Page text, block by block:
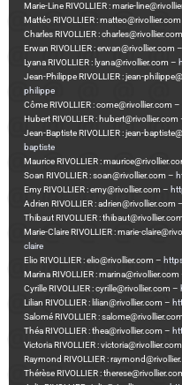
Marie-Line RIVOLLIER : marie-
Mattéo RIVOLLIER :
Charles RIVOLLIER :
Erwan RIVOLLIER : erwan@rivollier.com –
Lyana RIVOLLIER : lyana@rivollier.com –
Jean-Philippe RIVOLLIER : jean-
philippe
Côme RIVOLLIER : come@rivollier.com –
Hubert RIVOLLIER : hubert@rivollier.com
Jean-Baptiste RIVOLLIER : jean-
baptiste
Maurice RIVOLLIER :
Soan RIVOLLIER : soan@rivollier.com –
Emy RIVOLLIER : emy@rivollier.com –
Adrien RIVOLLIER : adrien@rivollier.com –
Thibaut RIVOLLIER :
Marie-Claire RIVOLLIER : marie-
claire
Elio RIVOLLIER : elio@rivollier.com –
Marina RIVOLLIER : marina@rivollier.com
Cyrille RIVOLLIER : cyrille@rivollier.com –
Lilian RIVOLLIER : lilian@rivollier.com –
Salomé RIVOLLIER :
Théa RIVOLLIER : thea@rivollier.com –
Victoria RIVOLLIER :
Raymond RIVOLLIER :
Thérèse RIVOLLIER :